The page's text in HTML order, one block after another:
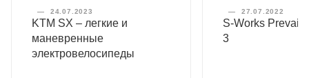
— 24.07.2023
KTM SX – легкие и
маневренные
электровелосипеды
— 27.07.2022
S-Works Prevail
3